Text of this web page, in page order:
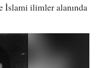
İslami ilimler alanında